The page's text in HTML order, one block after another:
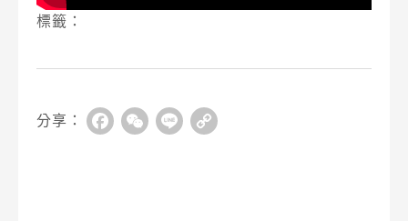
標籤：
分享： FacebookWeChat
Line